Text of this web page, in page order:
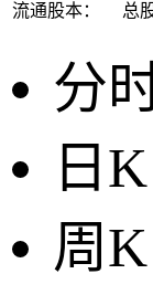
流通股本：
总
分
日K
周K